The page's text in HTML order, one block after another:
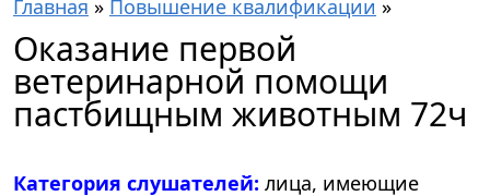
Главная » Повышение квалификации »
Оказание первой
ветеринарной помощи
пастбищным животным 72ч
Категория слушателей: лица, имеющие